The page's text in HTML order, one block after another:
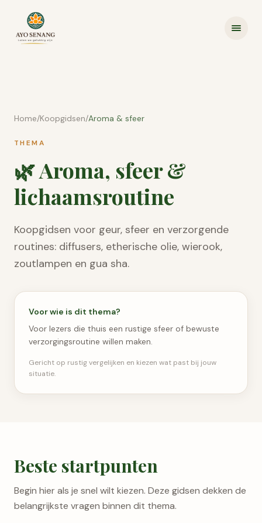
Home/Koopgidsen/Aroma & sfeer
THEMA
🌿Aroma, sfeer &
lichaamsroutine
Koopgidsen voor geur, sfeer en verzorgende
routines: diffusers, etherische olie, wierook,
zoutlampen en gua sha.
Voor wie is dit thema?
Voor lezers die thuis een rustige sfeer of bewuste
verzorgingsroutine willen maken.
Gericht op rustig vergelijken en kiezen wat past bij jouw
situatie.
Beste startpunten
Begin hier als je snel wilt kiezen. Deze gidsen dekken de
belangrijkste vragen binnen dit thema.